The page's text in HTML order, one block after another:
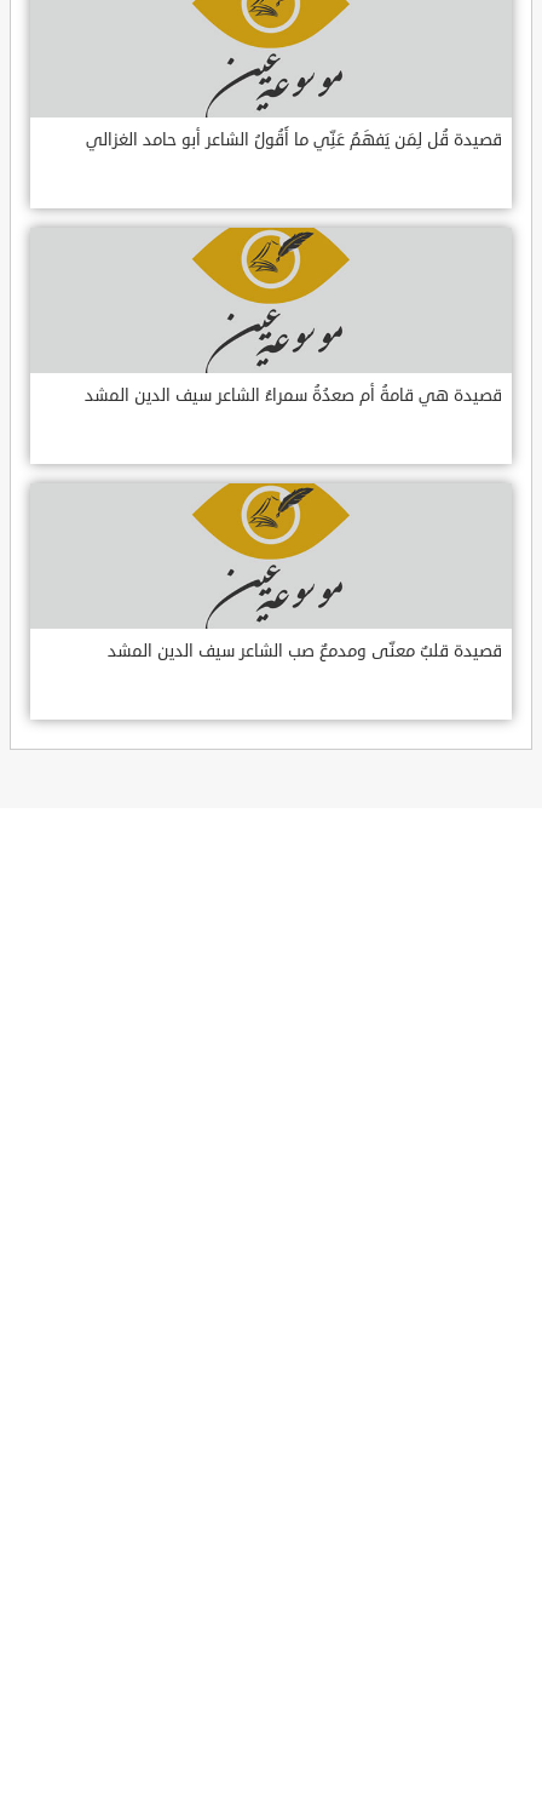
قصيدة قُل لِمَن يَفهَمُ عَنِّي ما أَقُولُ الشاعر أبو حامد الغزالي
قصيدة هي قامةُ أم صعدُةُ سمراءُ الشاعر سيف الدين المشد
قصيدة قلبٌ معنّى ومدمعٌ صب الشاعر سيف الدين المشد